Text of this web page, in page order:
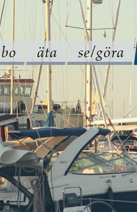
bo äta se/göra